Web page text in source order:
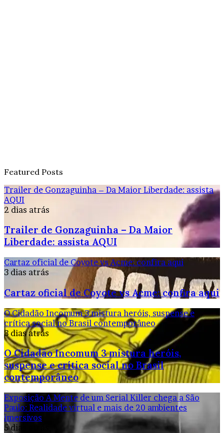
Featured Posts
Trailer de Gonzaguinha – Da Maior Liberdade: assista
AQUI
2 dias atrás
Trailer de Gonzaguinha – Da Maior
Liberdade: assista AQUI
Cartaz oficial de Coyote vs Acme: confira aqui
3 dias atrás
Cartaz oficial de Coyote vs Acme: confira aqui
O Cidadão Incomum 3 mistura heróis, suspense e
crítica social no Brasil contemporâneo
3 dias atrás
O Cidadão Incomum 3 mistura heróis,
suspense e crítica social no Brasil
contemporâneo
Exposição A Mente de um Serial Killer chega a São
Paulo: Realidade virtual e mais de 20 ambientes
imersivos
5 dias atrás